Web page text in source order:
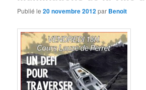
Publié le20 novembre 2012par Benoit